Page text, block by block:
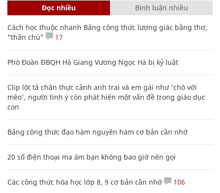
Đọc nhiều Bình luận nhiều
Cách học thuộc nhanh Bảng công thức lượng giác bằng thơ,
"thần chú"
17
Phó Đoàn ĐBQH Hà Giang Vương Ngọc Hà bị kỷ luật
Clip lột tả chân thực cảnh anh trai và em gái như 'chó với
mèo', người tinh ý còn phát hiện một vấn đề trong giáo dục
con
Bảng công thức đạo hàm nguyên hàm cơ bản cần nhớ
20 số điện thoại ma ám bạn không bao giờ nên gọi
Các công thức hóa học lớp 8, 9 cơ bản cần nhớ 106